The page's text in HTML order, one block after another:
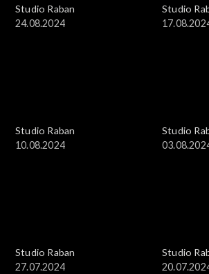
Studio Raban
24.08.2024
Studio
Studio Raban
10.08.2024
Studio
Studio Raban
27.07.2024
Studio